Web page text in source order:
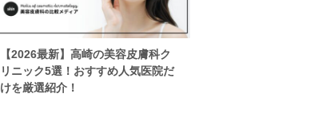
【2026最新】高崎の美容皮膚科ク
リニック5選！おすすめ人気医院だ
けを厳選紹介！